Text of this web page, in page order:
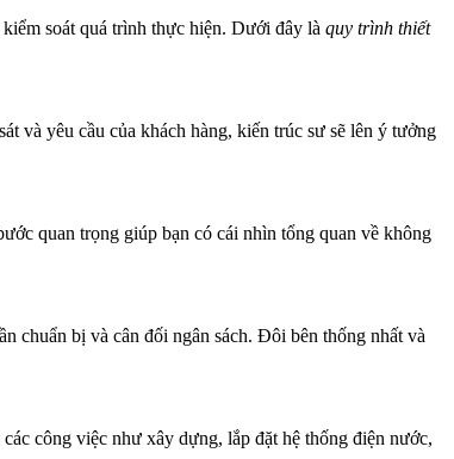
soát quá trình thực hiện. Dưới đây là quy trình thiết
và yêu cầu của khách hàng, kiến trúc sư sẽ lên ý tưởng
quan trọng giúp bạn có cái nhìn tổng quan về không
chuẩn bị và cân đối ngân sách. Đôi bên thống nhất và
công việc như xây dựng, lắp đặt hệ thống điện nước,